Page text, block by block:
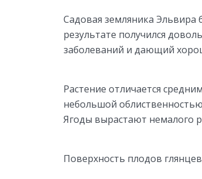
Садовая земляника
результате получился
заболеваний и дающий
Растение отличается
небольшой
Ягоды вырастают немалого
Поверхность плодов